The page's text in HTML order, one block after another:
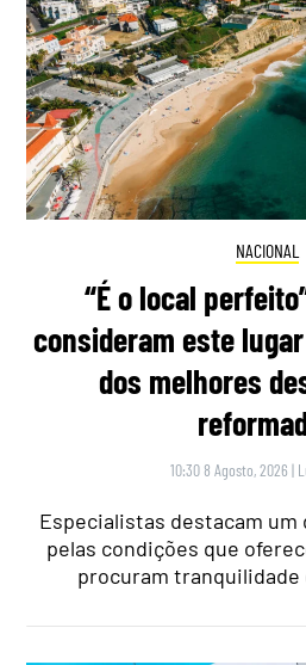
NACIONAL
“É o local
consideram este
dos melhores
10:30 8 Agosto, 2026 |
Especialistas destacam
pelas condições que
procuram tranquilidade